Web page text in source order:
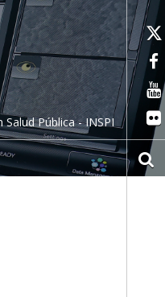
Pública - INSPI